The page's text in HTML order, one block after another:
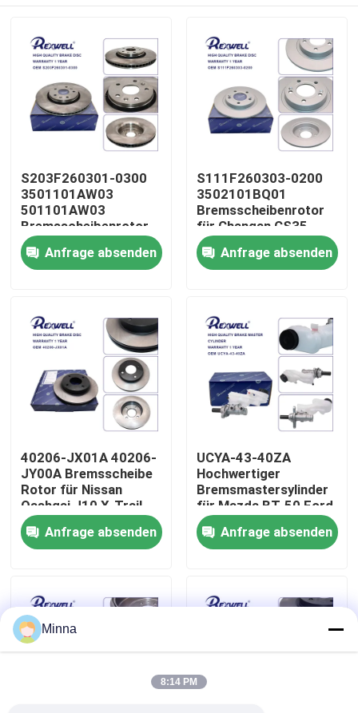
Zu Hause
Videos
Über uns
Werksbesichtigung
Qualitätskontrolle
Kontaktiere uns
Nachrichten
Fälle
S203F260301-0300
3501101AW03
501101AW03
Bremsscheibenrotor
für Changan CS55
Anfrage absenden
S111F260303-0200
3502101BQ01
Bremsscheibenrotor
für Changan CS35
Anfrage absenden
40206-JX01A 40206-
JY00A Bremsscheibe
Rotor für Nissan
Qashqai J10 X-Trail
T31 Juke
Anfrage absenden
UCYA-43-40ZA
Hochwertiger
Bremsmastersylinder
für Mazda BT-50 Ford
Ranger
Anfrage absenden
Minna
8:14 PM